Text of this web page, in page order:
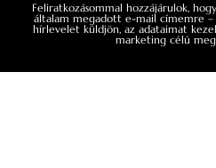
Feliratkozásommal hozzájárulok,
általam megadott e-mail címemre –
hírlevelet küldjön, az adataimat
marketing célú